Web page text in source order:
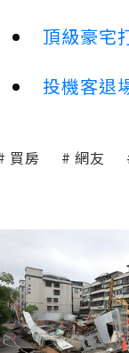
頂級豪宅
投機客退
買房 網友